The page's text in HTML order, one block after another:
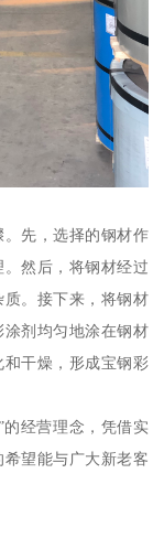
先，选择的钢材作
然后，将钢材经过
。接下来，将钢材
剂均匀地涂在钢材
干燥，形成宝钢彩
经营理念，凭借实
望能与广大新老客